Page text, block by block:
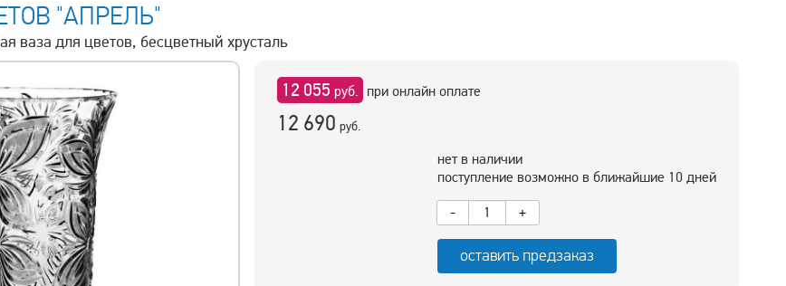
"АПРЕЛЬ"
ваза для цветов, бесцветный хрусталь
12 055 руб. при онлайн оплате
12 690 руб.
нет в наличии
поступление возможно в ближайшие 10 дней
-
+
оставить предзаказ